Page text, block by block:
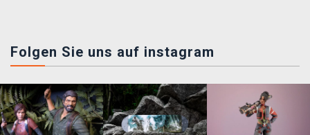
Folgen Sie uns auf instagram